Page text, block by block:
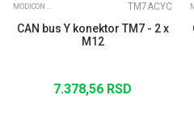
MODICON TM7 IP67 MODULARNI I/O SISTEM TM7ACYC
CAN bus Y konektor TM7 - 2 x
M12
7.378,56 RSD